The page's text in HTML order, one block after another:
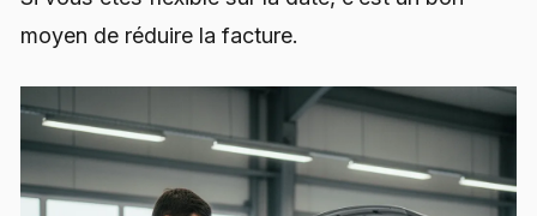
moyen de réduire la facture.